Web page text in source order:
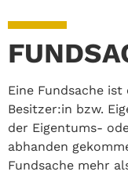
Eine Fundsache
Besitzer:in bzw.
der Eigentums-
abhanden
Fundsache mehr